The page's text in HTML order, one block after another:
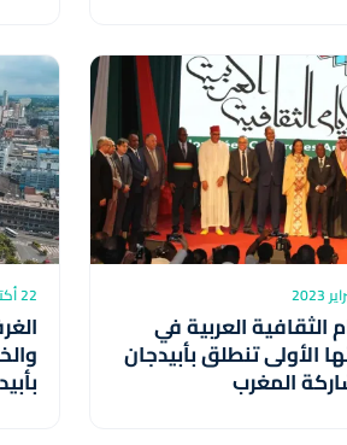
الثقافية العربية في
الأولى تنطلق بأبيدجان
المغرب
22 أكتوبر 2022